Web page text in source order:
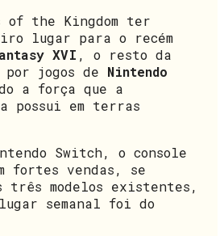
of the Kingdom ter
lugar para o recém
XVI , o resto da
jogos de Nintendo
a força que a
possui em terras
Switch, o console
fortes vendas, se
três modelos existentes,
semanal foi do